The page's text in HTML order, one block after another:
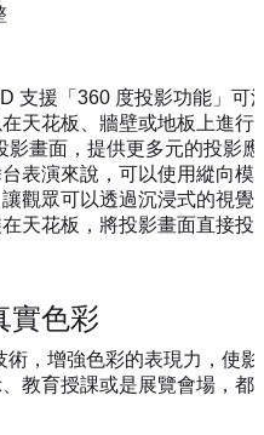
支援「360 度投影功能」可
天花板、牆壁或地板上進行
影畫面，提供更多元的投影
表演來說，可以使用縱向模
觀眾可以透過沉浸式的視覺
天花板，將投影畫面直接投
實色彩​
，增強色彩的表現力，使
教育授課或是展覽會場，都